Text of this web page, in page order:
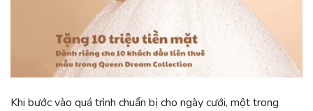
Khi bước vào quá trình chuẩn bị cho ngày cưới, một trong